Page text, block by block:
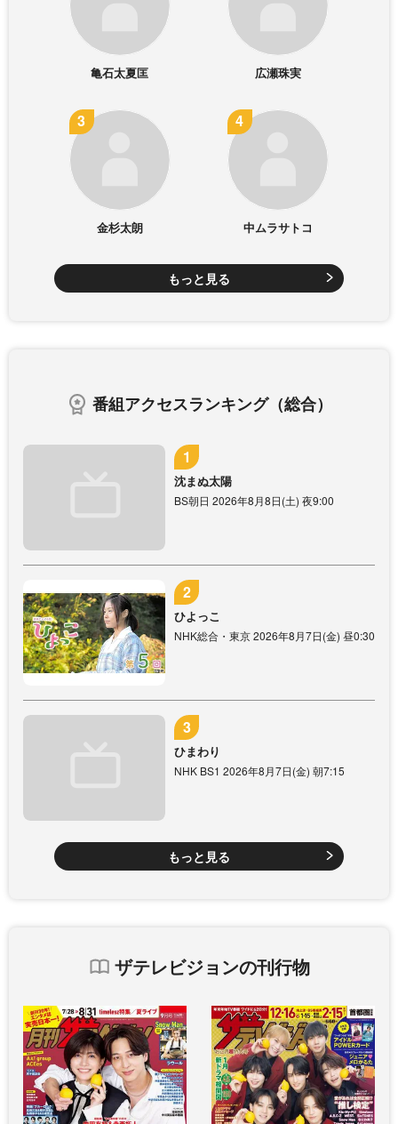
亀石太夏匡 広瀬珠実
金杉太朗 中ムラサトコ
もっと見る
番組アクセスランキング（総合）
沈まぬ太陽
BS朝日 2026年8月8日(土) 夜9:00
ひよっこ
NHK総合・東京 2026年8月7日(金) 昼0:30
ひまわり
NHK BS1 2026年8月7日(金) 朝7:15
もっと見る
ザテレビジョンの刊行物